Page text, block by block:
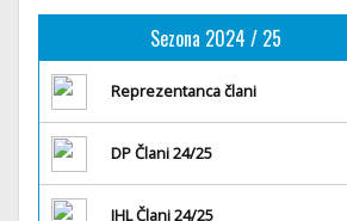
Sezona 2024 / 25
Reprezentanca člani
DP Člani 24/25
IHL Člani 24/25